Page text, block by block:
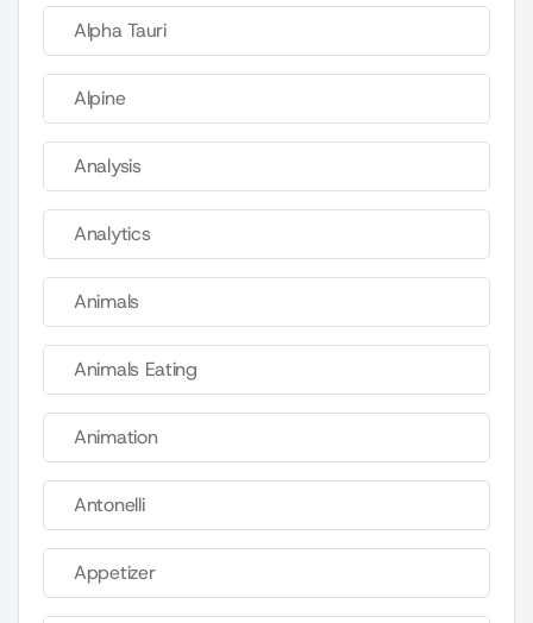
Alpha Tauri
Alpine
Analysis
Analytics
Animals
Animals Eating
Animation
Antonelli
Appetizer